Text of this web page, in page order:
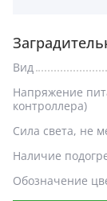
Вид
Напряжение
контроллера)
Сила света, не
Наличие
Обозначение